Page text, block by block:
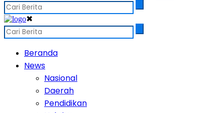
✖
Beranda
News
Nasional
Daerah
Pendidikan